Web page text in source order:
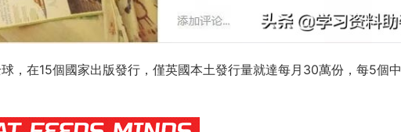
，在15個國家出版發行，僅英國本土發行量就達每月30萬份，每5個